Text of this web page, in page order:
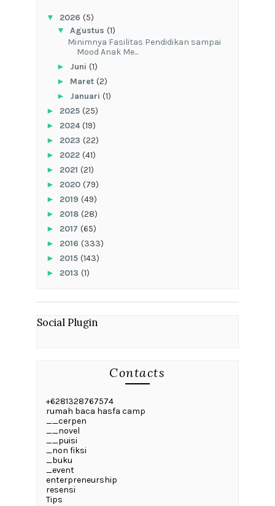
▼ 2026 (5)
▼ Agustus (1)
‎Minimnya Fasilitas Pendidikan sampai
Mood Anak Me...
► Juni (1)
► Maret (2)
► Januari (1)
► 2025 (25)
► 2024(19)
► 2023 (22)
► 2022 (41)
► 2021 (21)
► 2020 (79)
► 2019 (49)
► 2018 (28)
► 2017 (65)
► 2016 (333)
► 2015 (143)
► 2013 (1)
Social Plugin
Contacts
+6281328767574
rumah baca hasfa camp
__cerpen
__novel
__puisi
_non fiksi
_buku
_event
enterpreneurship
resensi
Tips